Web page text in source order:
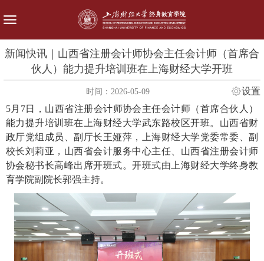
新闻快讯｜山西省注册会计师协会主任会计师（首席合
伙人）能力提升培训班在上海财经大学开班
时间：2026-05-09
设置
5月7日，山西省注册会计师协会主任会计师（首席合伙人）
能力提升培训班在上海财经大学武东路校区开班。山西省财
政厅党组成员、副厅长王娅萍，上海财经大学党委常委、副
校长刘莉亚，山西省会计服务中心主任、山西省注册会计师
协会秘书长高峰出席开班式。开班式由上海财经大学终身教
育学院副院长郭强主持。